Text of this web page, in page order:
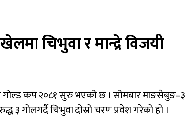
चिभुवा र मान्द्रे विजयी
गोल्डकप२०८१सुरुभएकोछ । सोमबारमाङसेबुङ–३
३गोलगर्दैचिभुवादोस्रोचरणप्रवेशगरेकोहो ।